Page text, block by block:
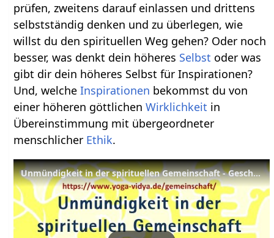
prüfen, zweitens darauf einlassen und drittens
selbstständig denken und zu überlegen, wie
willst du den spirituellen Weg gehen? Oder noch
besser, was denkt dein höheres Selbst oder was
gibt dir dein höheres Selbst für Inspirationen?
Und, welcheInspirationen bekommst du von
einer höheren göttlichenWirklichkeit in
Übereinstimmung mit übergeordneter
menschlicher Ethik.
Unmündigkeit in der spirituellen Gemeinschaft - Geschickter Umgang mit sich selbst